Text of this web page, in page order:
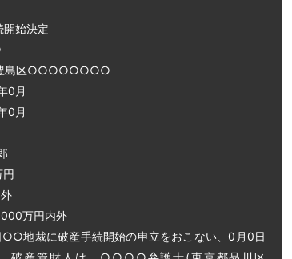
始決定
島区○○○○○○○○
月
月
万円内外
地裁に破産手続開始の申立をおこない、0月0日